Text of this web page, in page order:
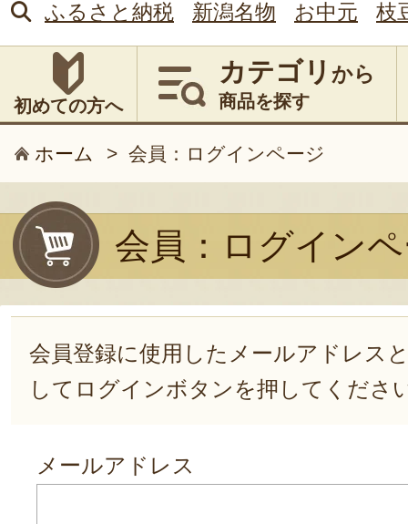
ふるさと納税 新潟名物 お中元 枝
初めての方へ
カテゴリ から
商品を探す
ホーム > 会員：ログインページ
会員：ログイン
会員登録に使用したメールアドレス
してログインボタンを押してくださ
メールアドレス